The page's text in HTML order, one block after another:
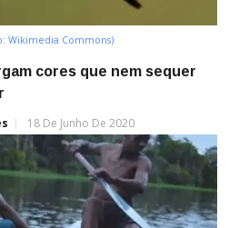
Wikimedia Commons)
cores que nem sequer
18 De Junho De 2020